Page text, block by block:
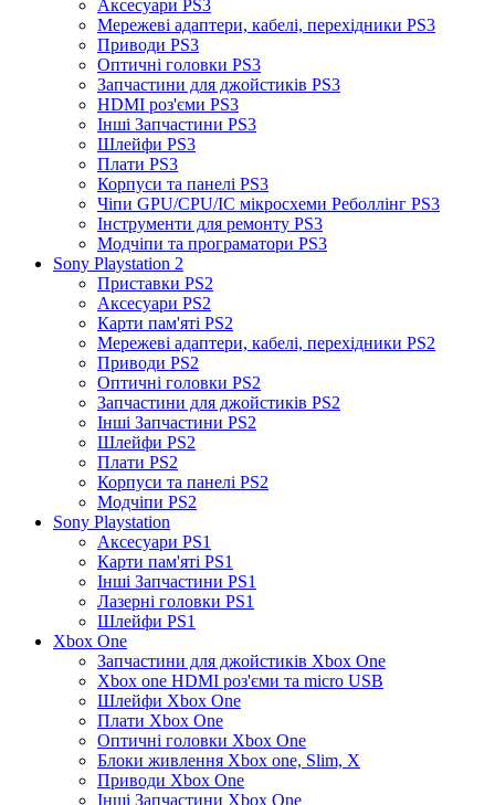
Аксесуари PS3
Мережеві адаптери, кабелі, перехідники PS3
Приводи PS3
Оптичні головки PS3
Запчастини для джойстиків PS3
HDMI роз'єми PS3
Інші Запчастини PS3
Шлейфи PS3
Плати PS3
Корпуси та панелі PS3
Чіпи GPU/CPU/IC мікросхеми Реболлінг PS3
Інструменти для ремонту PS3
Модчіпи та програматори PS3
Sony Playstation 2
Приставки PS2
Аксесуари PS2
Карти пам'яті PS2
Мережеві адаптери, кабелі, перехідники PS2
Приводи PS2
Оптичні головки PS2
Запчастини для джойстиків PS2
Інші Запчастини PS2
Шлейфи PS2
Плати PS2
Корпуси та панелі PS2
Модчіпи PS2
Sony Playstation
Аксесуари PS1
Карти пам'яті PS1
Інші Запчастини PS1
Лазерні головки PS1
Шлейфи PS1
Xbox One
Запчастини для джойстиків Xbox One
Xbox one HDMI роз'єми та micro USB
Шлейфи Xbox One
Плати Xbox One
Оптичні головки Xbox One
Блоки живлення Xbox one, Slim, X
Приводи Xbox One
Інші Запчастини Xbox One